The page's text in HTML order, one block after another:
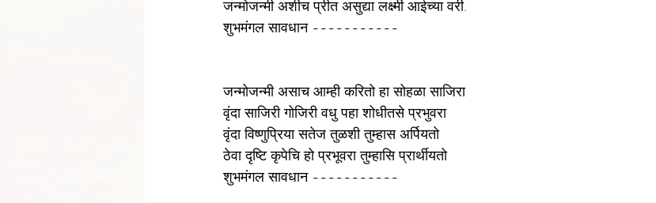
जन्मोजन्मी अशीच प्रीत असुद्या लक्ष्मी आईच्या वरी.
शुभमंगल सावधान -----------
जन्मोजन्मी असाच आम्ही करितो हा सोहळा साजिरा
वृंदा साजिरी गोजिरी वधु पहा शोधीतसे प्रभुवरा
वृंदा विष्णुप्रिया सतेज तुळशी तुम्हास अर्पियतो
ठेवा दृष्टि कृपेचि हो प्रभूवरा तुम्हासि प्रार्थीयतो
शुभमंगल सावधान -----------